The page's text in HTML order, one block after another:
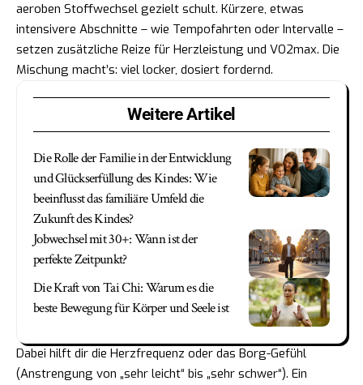
aeroben Stoffwechsel gezielt schult. Kürzere, etwas
intensivere Abschnitte – wie Tempofahrten oder Intervalle –
setzen zusätzliche Reize für Herzleistung und VO2max. Die
Mischung macht’s: viel locker, dosiert fordernd.
Weitere Artikel
Die Rolle der Familie in der Entwicklung
und Glückserfüllung des Kindes: Wie
beeinflusst das familiäre Umfeld die
Zukunft des Kindes?
Jobwechsel mit 30+: Wann ist der
perfekte Zeitpunkt?
Die Kraft von Tai Chi: Warum es die
beste Bewegung für Körper und Seele ist
Dabei hilft dir die Herzfrequenz oder das Borg-Gefühl
(Anstrengung von „sehr leicht“ bis „sehr schwer“). Ein